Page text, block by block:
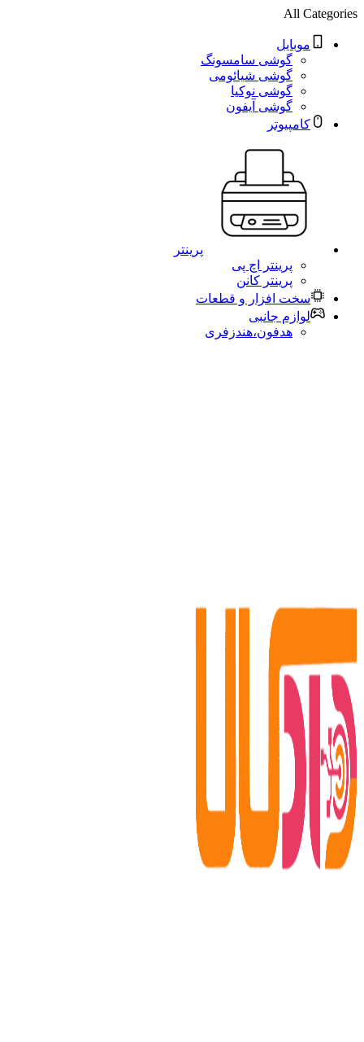
All Categories
موبایل
گوشی سامسونگ
گوشی شیائومی
گوشی نوکیا
گوشی آیفون
کامپیوتر
پرینتر
پرینتر اچ پی
پرینتر کانن
سخت افزار و قطعات
لوازم جانبی
هدفون،هندزفری